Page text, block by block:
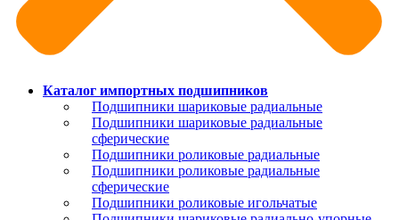
Каталог импортных подшипников
Подшипники шариковые радиальные
Подшипники шариковые радиальные
сферические
Подшипники роликовые радиальные
Подшипники роликовые радиальные
сферические
Подшипники роликовые игольчатые